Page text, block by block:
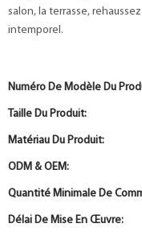
salon, la terrasse,
intemporel.
Numéro De Modèle Du
Taille Du Produit:
Matériau Du Produit:
ODM & OEM:
Quantité Minimale De
Délai De Mise En Œuvre: